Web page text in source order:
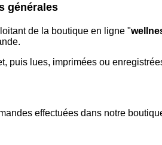
générales
de la boutique en ligne "
puis lues, imprimées ou
effectuées dans notre